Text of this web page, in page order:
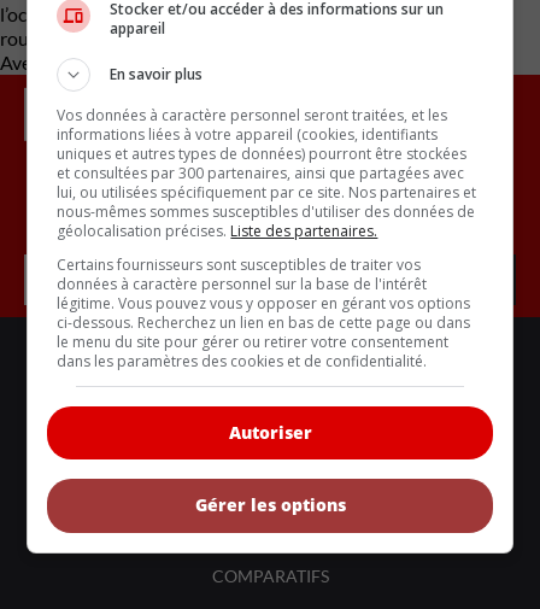
l’occasion à Ford de converser quelques années de plus sur la
route un Mustang à essence.
Avec des renseignements de Carbuzz
Inscrivez vous à l'infolettre.
LIENS UTILES
VOITURES NEUVES
VOITURES ÉCOLOS
VOITURES CLASSIQUES
COMPARATIFS
Stocker et/ou accéder à des informations sur un
appareil
En savoir plus
Vos données à caractère personnel seront traitées, et les
informations liées à votre appareil (cookies, identifiants
uniques et autres types de données) pourront être stockées
et consultées par 300 partenaires, ainsi que partagées avec
lui, ou utilisées spécifiquement par ce site. Nos partenaires et
nous-mêmes sommes susceptibles d'utiliser des données de
géolocalisation précises. Liste des partenaires.
Certains fournisseurs sont susceptibles de traiter vos
données à caractère personnel sur la base de l'intérêt
légitime. Vous pouvez vous y opposer en gérant vos options
ci-dessous. Recherchez un lien en bas de cette page ou dans
le menu du site pour gérer ou retirer votre consentement
dans les paramètres des cookies et de confidentialité.
Autoriser
Gérer les options